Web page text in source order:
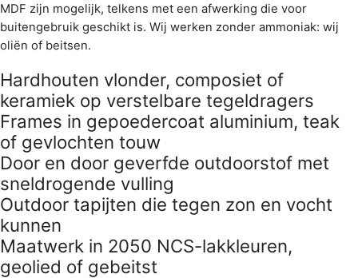
Antwerpen